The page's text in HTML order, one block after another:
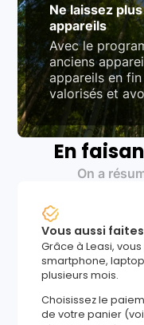
Ne laissez
appareils
Avec le
anciens
appareils en
valorisés et
En
On a
Vous aussi
Grâce à Leasi,
smartphone,
plusieurs mois.
Choisissez le
de votre panier